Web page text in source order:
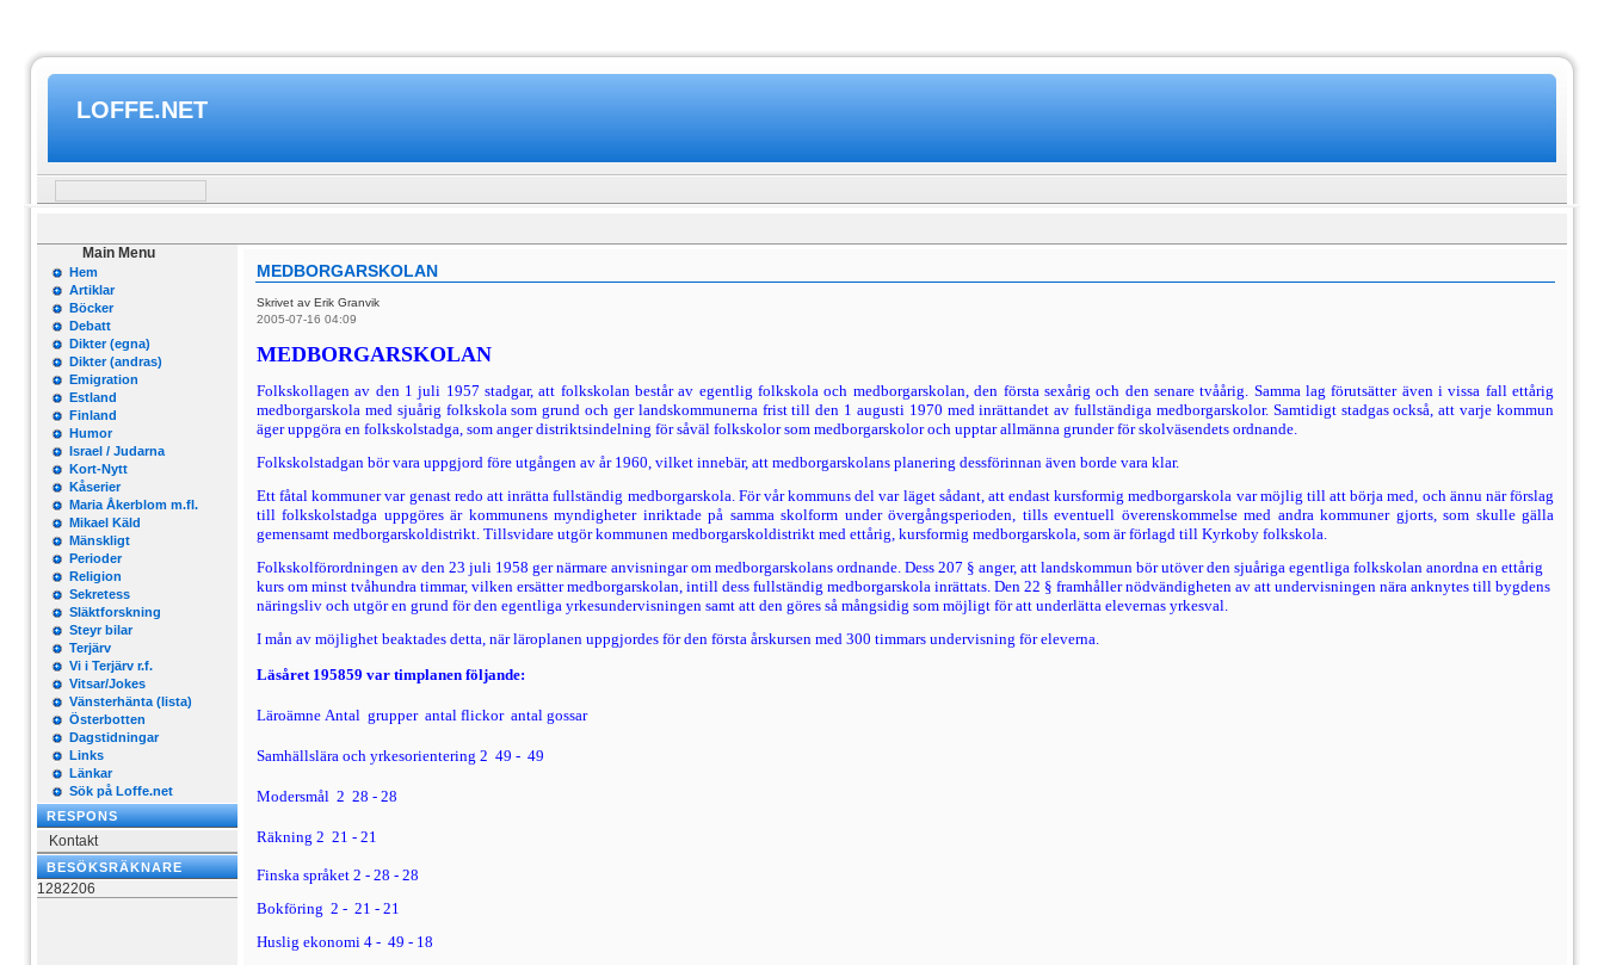
LOFFE.NET
Main Menu
Hem
Artiklar
Böcker
Debatt
Dikter (egna)
Dikter (andras)
Emigration
Estland
Finland
Humor
Israel / Judarna
Kort-Nytt
Kåserier
Maria Åkerblom m.fl.
Mikael Käld
Mänskligt
Perioder
Religion
Sekretess
Släktforskning
Steyr bilar
Terjärv
Vi i Terjärv r.f.
Vitsar/Jokes
Vänsterhänta (lista)
Österbotten
Dagstidningar
Links
Länkar
Sök på Loffe.net
RESPONS
Kontakt
BESÖKSRÄKNARE
1282206
MEDBORGARSKOLAN
Skrivet av Erik Granvik
2005-07-16 04:09
MEDBORGARSKOLAN
Folkskollagen av den 1 juli 1957 stadgar, att folkskolan består av egentlig folkskola och medborgarskolan, den första sexårig och den se­nare tvåårig. Samma lag förutsätter även i vissa fall ettårig
medborgar­skola med sjuårig folkskola som grund och ger landskommunerna frist till den 1 augusti 1970 med inrättandet av fullständiga medborgarsko­lor. Samtidigt stadgas också, att varje kommun
äger uppgöra en folkskolstadga, som anger distriktsindelning för såväl folkskolor som medbor­garskolor och upptar allmänna grunder för skolväsendets ordnande.
Folkskolstadgan bör vara uppgjord före utgången av år 1960, vilket innebär, att medborgarskolans planering dessförinnan även borde vara klar.
Ett fåtal kommuner var genast redo att inrätta fullständig medbor­garskola. För vår kommuns del var läget sådant, att endast kursformig medborgarskola var möjlig till att börja med, och ännu när förslag
till folkskolstadga uppgöres är kommunens myndigheter inriktade på sam­ma skolform under övergångsperioden, tills eventuell överenskommelse med andra kommuner gjorts, som skulle gälla
gemensamt medborgarskoldistrikt. Tillsvidare utgör kommunen medborgarskoldistrikt med ett­årig, kursformig medborgarskola, som är förlagd till Kyrkoby folkskola.
Folkskolförordningen av den 23 juli 1958 ger närmare anvisningar om medborgarskolans ordnande. Dess 207 § anger, att landskommun bör utöver den sjuåriga egentliga folkskolan anordna en ettårig
kurs om minst tvåhundra timmar, vilken ersätter medborgarskolan, intill dess fullständig medborgarskola inrättats. Den 22 § framhåller nödvändig­heten av att undervisningen nära anknytes till bygdens
näringsliv och utgör en grund för den egentliga yrkesundervisningen samt att den göres så mångsidig som möjligt för att underlätta elevernas yrkesval.
I mån av möjlighet beaktades detta, när läroplanen uppgjordes för den första årskursen med 300 timmars undervisning för eleverna.
Läsåret 195859 var timplanen följande:
Läroämne Antal grupper  antal flickor  antal gossar
Samhällslära och yrkesorientering 2  49 - 49
Modersmål 2  28 - 28
Räkning 2  21 - 21
Finska språket 2 - 28 - 28
Bokföring 2 - 21 - 21
Huslig ekonomi 4 - 49 - 18